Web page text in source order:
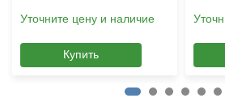
Уточните цену и наличие
Купить